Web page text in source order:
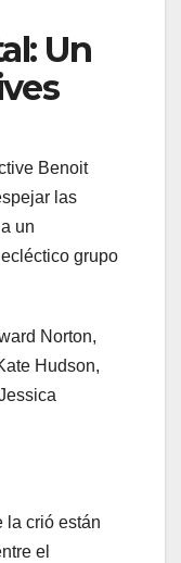
Un
Benoit
las
un
grupo
Norton,
Hudson,
la crió están
el